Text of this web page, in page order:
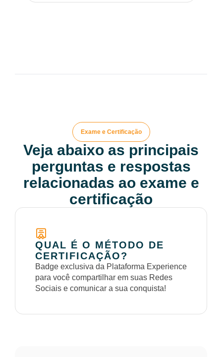
Exame e Certificação
Veja abaixo as principais
perguntas e respostas
relacionadas ao exame e
certificação
QUAL É O MÉTODO DE
CERTIFICAÇÃO?
Badge exclusiva da Plataforma Experience
para você compartilhar em suas Redes
Sociais e comunicar a sua conquista!